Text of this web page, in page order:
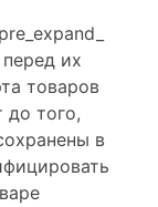
их
товаров
до того,
в